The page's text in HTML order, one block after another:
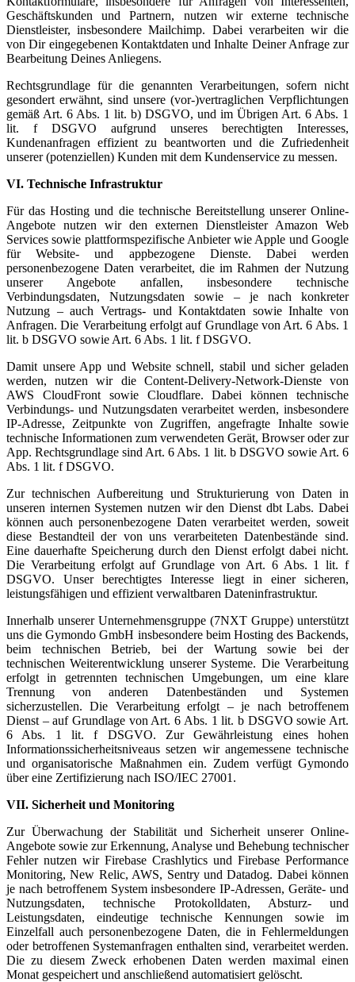
Geschäftskunden und Partnern, nutzen wir externe technische
Dienstleister, insbesondere Mailchimp. Dabei verarbeiten wir die
von Dir eingegebenen Kontaktdaten und Inhalte Deiner Anfrage zur
Bearbeitung Deines Anliegens.
Rechtsgrundlage für die genannten Verarbeitungen, sofern nicht
gesondert erwähnt, sind unsere (vor-)vertraglichen Verpflichtungen
gemäß Art. 6 Abs. 1 lit. b) DSGVO, und im Übrigen Art. 6 Abs. 1
lit. f DSGVO aufgrund unseres berechtigten Interesses,
Kundenanfragen effizient zu beantworten und die Zufriedenheit
unserer (potenziellen) Kunden mit dem Kundenservice zu messen.
VI. Technische Infrastruktur
Für das Hosting und die technische Bereitstellung unserer Online-
Angebote nutzen wir den externen Dienstleister Amazon Web
Services sowie plattformspezifische Anbieter wie Apple und Google
für Website- und appbezogene Dienste. Dabei werden
personenbezogene Daten verarbeitet, die im Rahmen der Nutzung
unserer Angebote anfallen, insbesondere technische
Verbindungsdaten, Nutzungsdaten sowie – je nach konkreter
Nutzung – auch Vertrags- und Kontaktdaten sowie Inhalte von
Anfragen. Die Verarbeitung erfolgt auf Grundlage von Art. 6 Abs. 1
lit. b DSGVO sowie Art. 6 Abs. 1 lit. f DSGVO.
Damit unsere App und Website schnell, stabil und sicher geladen
werden, nutzen wir die Content-Delivery-Network-Dienste von
AWS CloudFront sowie Cloudflare. Dabei können technische
Verbindungs- und Nutzungsdaten verarbeitet werden, insbesondere
IP-Adresse, Zeitpunkte von Zugriffen, angefragte Inhalte sowie
technische Informationen zum verwendeten Gerät, Browser oder zur
App. Rechtsgrundlage sind Art. 6 Abs. 1 lit. b DSGVO sowie Art. 6
Abs. 1 lit. f DSGVO.
Zur technischen Aufbereitung und Strukturierung von Daten in
unseren internen Systemen nutzen wir den Dienst dbt Labs. Dabei
können auch personenbezogene Daten verarbeitet werden, soweit
diese Bestandteil der von uns verarbeiteten Datenbestände sind.
Eine dauerhafte Speicherung durch den Dienst erfolgt dabei nicht.
Die Verarbeitung erfolgt auf Grundlage von Art. 6 Abs. 1 lit. f
DSGVO. Unser berechtigtes Interesse liegt in einer sicheren,
leistungsfähigen und effizient verwaltbaren Dateninfrastruktur.
Innerhalb unserer Unternehmensgruppe (7NXT Gruppe) unterstützt
uns die Gymondo GmbH insbesondere beim Hosting des Backends,
beim technischen Betrieb, bei der Wartung sowie bei der
technischen Weiterentwicklung unserer Systeme. Die Verarbeitung
erfolgt in getrennten technischen Umgebungen, um eine klare
Trennung von anderen Datenbeständen und Systemen
sicherzustellen. Die Verarbeitung erfolgt – je nach betroffenem
Dienst – auf Grundlage von Art. 6 Abs. 1 lit. b DSGVO sowie Art.
6 Abs. 1 lit. f DSGVO. Zur Gewährleistung eines hohen
Informationssicherheitsniveaus setzen wir angemessene technische
und organisatorische Maßnahmen ein. Zudem verfügt Gymondo
über eine Zertifizierung nach ISO/IEC 27001.
VII. Sicherheit und Monitoring
Zur Überwachung der Stabilität und Sicherheit unserer Online-
Angebote sowie zur Erkennung, Analyse und Behebung technischer
Fehler nutzen wir Firebase Crashlytics und Firebase Performance
Monitoring, New Relic, AWS, Sentry und Datadog. Dabei können
je nach betroffenem System insbesondere IP-Adressen, Geräte- und
Nutzungsdaten, technische Protokolldaten, Absturz- und
Leistungsdaten, eindeutige technische Kennungen sowie im
Einzelfall auch personenbezogene Daten, die in Fehlermeldungen
oder betroffenen Systemanfragen enthalten sind, verarbeitet werden.
Die zu diesem Zweck erhobenen Daten werden maximal einen
Monat gespeichert und anschließend automatisiert gelöscht.